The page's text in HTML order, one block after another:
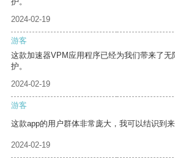
2024-02-19
游客
这款加速器VPM应用程序已经为我们带来了
护。
2024-02-19
游客
这款app的用户群体非常庞大，我可以结识到来
2024-02-19